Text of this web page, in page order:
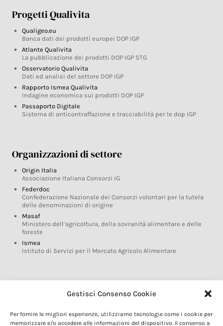
Gestisci Consenso Cookie
Per fornire le migliori esperienze, utilizziamo tecnologie come i cookie per
memorizzare e/o accedere alle informazioni del dispositivo. Il consenso a
Progetti Qualivita
Qualigeo.eu
Banca dati dei prodotti europei DOP IGP
Atlante Qualivita
La pubblicazione dei prodotti DOP IGP STG
Osservatorio Qualivita
Dati ed analisi del settore DOP IGP
Rapporto Ismea Qualivita
Indagine economica sui prodotti DOP IGP
Passaporto Digitale
Sistema di anticontraffazione e tracciabilità per le dop IGP
Organizzazioni di settore
Origin Italia
Associazione Italiana Consorzi IG
Federdoc
Confederazione Nazionale dei Consorzi volontari per la tutela
delle denominazioni di origine
Masaf
Ministero dell’agricoltura, della sovranità alimentare e delle
foreste
Ismea
Istituto di Servizi per il Mercato Agricolo Alimentare
Glossario DOP IGP
Marchi DOP IGP